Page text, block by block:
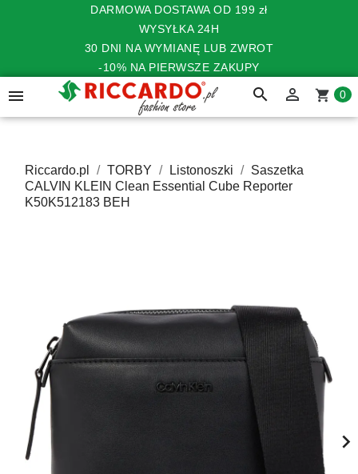
DARMOWA DOSTAWA OD 199 zł
WYSYŁKA 24H
30 DNI NA WYMIANĘ LUB ZWROT
-10% NA PIERWSZE ZAKUPY
 search  shopping_cart 0
Riccardo.pl TORBY Listonoszki
Saszetka
CALVIN KLEIN Clean Essential Cube Reporter
K50K512183 BEH
